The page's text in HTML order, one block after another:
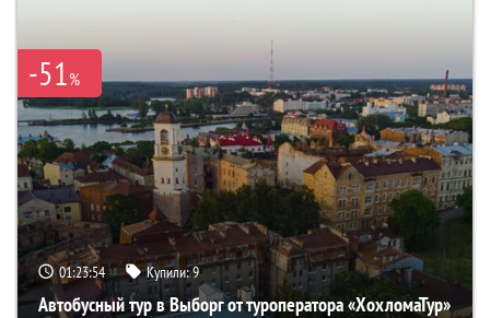
-51%
01:23:53 Купили:9
Автобусный тур в Выборг от туроператора «ХохломаТур»